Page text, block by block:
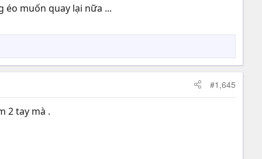
éo muốn quay lại nữa ...
#1,645
2 tay mà .